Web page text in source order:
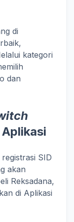
di
kategori
dan
SID
akan
Reksadana,
di Aplikasi